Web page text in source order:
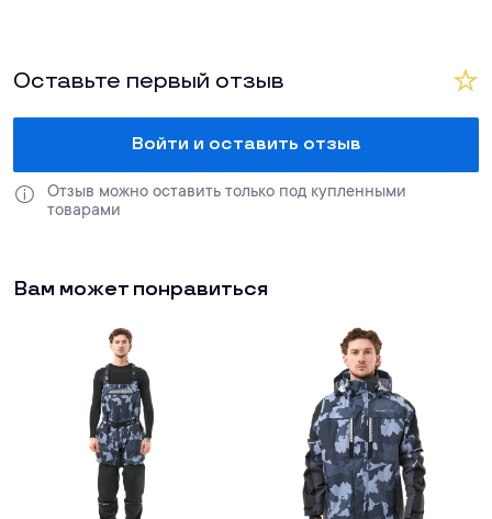
Оставьте первый отзыв
Войти и оставить отзыв
Отзыв можно оставить только под купленными
товарами
Вам может понравиться